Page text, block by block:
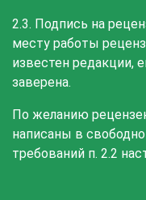
2.3. Подпись на
месту работы
известен редакции,
заверена.
По желанию
написаны в
требований п. 2.2